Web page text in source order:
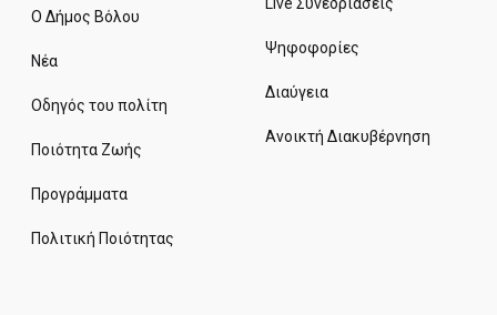
Ο Δήμος Βόλου
Νέα
Οδηγός του πολίτη
Ποιότητα Ζωής
Προγράμματα
Πολιτική Ποιότητας
Ψηφοφορίες
Διαύγεια
Ανοικτή Διακυβέρνηση